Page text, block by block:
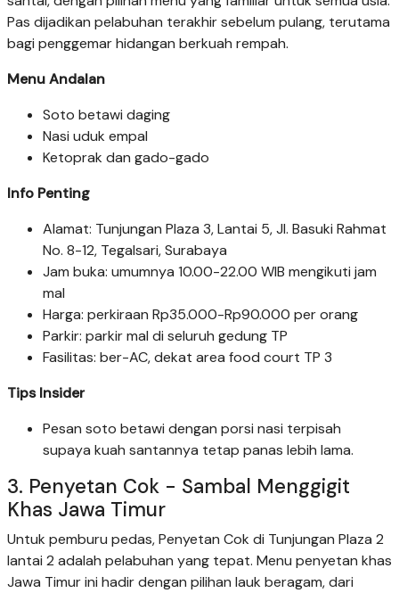
Pas dijadikan pelabuhan terakhir sebelum pulang, terutama
bagi penggemar hidangan berkuah rempah.
Menu Andalan
Soto betawi daging
Nasi uduk empal
Ketoprak dan gado-gado
Info Penting
Alamat: Tunjungan Plaza 3, Lantai 5, Jl. Basuki Rahmat
No. 8-12, Tegalsari, Surabaya
Jam buka: umumnya 10.00-22.00 WIB mengikuti jam
mal
Harga: perkiraan Rp35.000-Rp90.000 per orang
Parkir: parkir mal di seluruh gedung TP
Fasilitas: ber-AC, dekat area food court TP 3
Tips Insider
Pesan soto betawi dengan porsi nasi terpisah
supaya kuah santannya tetap panas lebih lama.
3. Penyetan Cok - Sambal Menggigit
Khas Jawa Timur
Untuk pemburu pedas, Penyetan Cok di Tunjungan Plaza 2
lantai 2 adalah pelabuhan yang tepat. Menu penyetan khas
Jawa Timur ini hadir dengan pilihan lauk beragam, dari